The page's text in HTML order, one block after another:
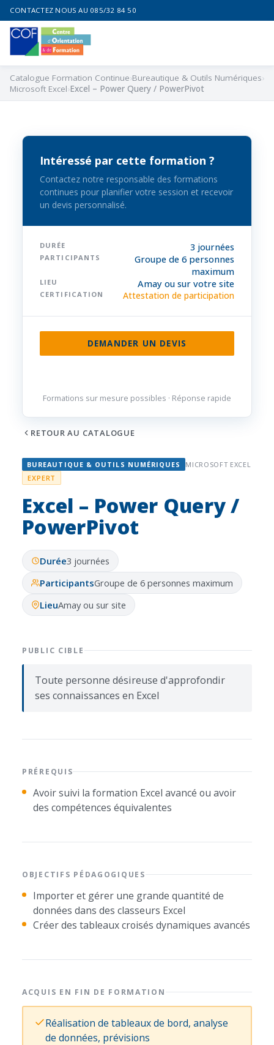
CONTACTEZ NOUS AU 085/32 84 50
Catalogue Formation Continue Bureautique & Outils Numériques
Microsoft Excel Excel – Power Query / PowerPivot
BUREAUTIQUE & OUTILS NUMÉRIQUES
MICROSOFT EXCEL
EXPERT
Excel – Power Query /
PowerPivot
Durée3 journées
ParticipantsGroupe de 6 personnes maximum
LieuAmay ou sur site
PUBLIC CIBLE
Toute personne désireuse d'approfondir
ses connaissances en Excel
PRÉREQUIS
Avoir suivi la formation Excel avancé ou avoir
des compétences équivalentes
OBJECTIFS PÉDAGOGIQUES
Importer et gérer une grande quantité de
données dans des classeurs Excel
Créer des tableaux croisés dynamiques avancés
ACQUIS EN FIN DE FORMATION
Réalisation de tableaux de bord, analyse
de données, prévisions
Intéressé par cette formation ?
Contactez notre responsable des formations
continues pour planifier votre session et recevoir
un devis personnalisé.
DURÉE 3 journées
PARTICIPANTS
Groupe de 6 personnes
maximum
LIEU Amay ou sur votre site
CERTIFICATION Attestation de participation
DEMANDER UN DEVIS
Formations sur mesure possibles · Réponse rapide
RETOUR AU CATALOGUE